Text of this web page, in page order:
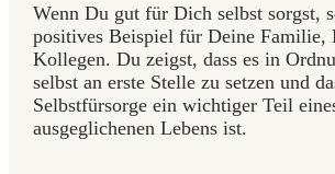
Wenn Du gut für Dich selbst sorgst,
positives Beispiel für Deine Familie,
Kollegen. Du zeigst, dass es in
selbst an erste Stelle zu setzen und
Selbstfürsorge ein wichtiger Teil
ausgeglichenen Lebens ist.